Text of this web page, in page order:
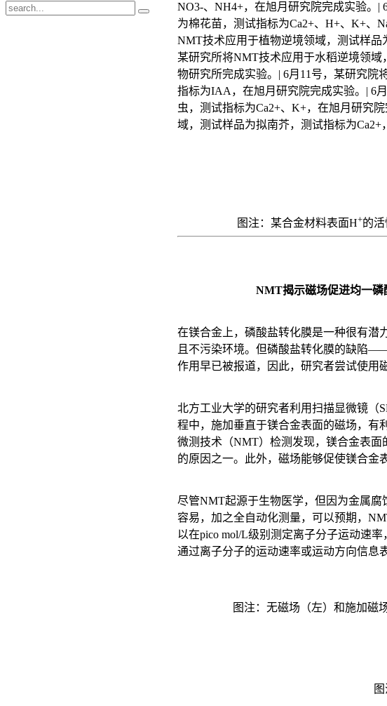
NO3-、NH4+，在旭月研究院完成实验。
为棉花苗，测试指标为Ca2+、H+、K+、
NMT技术应用于植物逆境领域，测试样品
某研究所将NMT技术应用于水稻逆境领域
物研究所完成实验。| 6月11号，某研究
指标为IAA，在旭月研究院完成实验。| 6
虫，测试指标为Ca2+、K+，在旭月研究
域，测试样品为拟南芥，测试指标为Ca2+
图注：某合金材料表面H+的活
NMT揭示磁场促进均一磷
在镁合金上，磷酸盐转化膜是一种很有潜
且不污染环境。但磷酸盐转化膜的缺陷
作用早已被报道，因此，研究者尝试使用
北方工业大学的研究者利用扫描显微镜（
程中，施加垂直于镁合金表面的磁场，有
微测技术（NMT）检测发现，镁合金表面
的原因之一。此外，磁场能够促使镁合金
尽管NMT起源于生物医学，但因为金属
容易，加之全自动化测量，可以预期，
以在pico mol/L级别测定离子分子运动速
通过离子分子的运动速率或运动方向信息
图注：无磁场（左）和施加磁